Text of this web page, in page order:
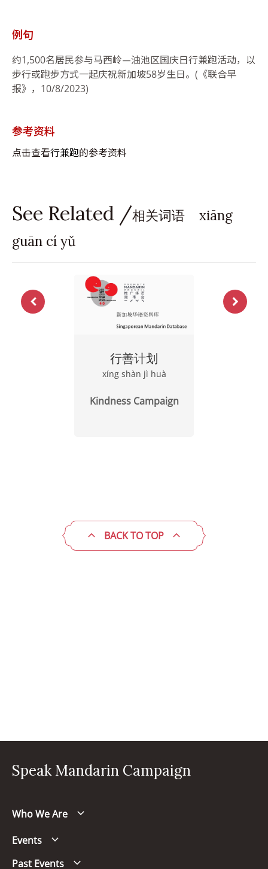
例句
约1,500名居民参与马西岭—油池区国庆日行兼跑活动，以
步行或跑步方式一起庆祝新加坡58岁生日。(《联合早
报》，10/8/2023)
参考资料
点击查看行兼跑的参考资料
See Related /相关词语 xiāng
guān cí yǔ
行善计划
xíng shàn jì huà
Kindness Campaign
BACK TO TOP
Speak Mandarin Campaign
Who We Are
Events
Past Events